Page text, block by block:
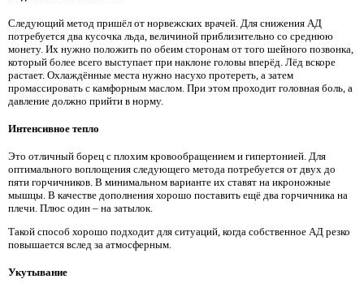
Следующий метод пришёл от норвежских врачей. Для снижения АД
потребуется два кусочка льда, величиной приблизительно со среднюю
монету. Их нужно положить по обеим сторонам от того шейного позвонка,
который более всего выступает при наклоне головы вперёд. Лёд вскоре
растает. Охлаждённые места нужно насухо протереть, а затем
промассировать с камфорным маслом. При этом проходит головная боль, а
давление должно прийти в норму.
Интенсивное тепло
Это отличный борец с плохим кровообращением и гипертонией. Для
оптимального воплощения следующего метода потребуется от двух до
пяти горчичников. В минимальном варианте их ставят на икроножные
мышцы. В качестве дополнения хорошо поставить ещё два горчичника на
плечи. Плюс один – на затылок.
Такой способ хорошо подходит для ситуаций, когда собственное АД резко
повышается вслед за атмосферным.
Укутывание